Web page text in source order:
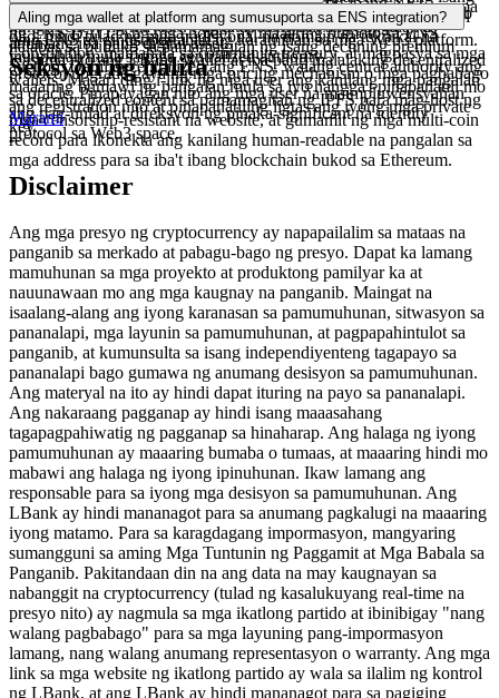
madaling ma-access para sa lahat ang mga blockchain interaction.
user ng pangalan, mayroon silang buong pagmamay-ari at kontrol
dito, hindi tulad ng mga tradisyonal na domain na teknikal na
inuupahan mula sa mga centralized authority.
marketplaces, at mailipat sa pagitan ng mga address tulad ng
anumang iba pang digital asset.
nito, papasok ito sa isang 90-day grace period kung saan maaari pa
itong i-renew ng may-ari. Pagkatapos niyon, ang pangalan ay
ilalabas sa publiko sa pamamagitan ng isang declining premium
auction. Dahil decentralized ang ENS, walang central authority ang
maaaring bumawi ng pangalan mula sa iyo hangga't pinapanatili mo
ang registration nito at pinapanatiling ligtas ang iyong mga private
key.
Ang $ENS token ay isang governance token na ginagamit sa loob
ng ENS DAO. Ang mga holder ay maaaring bumoto sa ENS
Constitution, mamahala sa community treasury, at magpasya sa mga
protocol upgrade gaya ng mga pricing mechanism o mga pagbabago
sa oracle. Pinapayagan nito ang mga user na maimpluwensyahan
ang pag-unlad at direksyon ng pinaka-significant na identity
protocol sa Web3 space.
Aling mga wallet at platform ang sumusuporta sa ENS integration?
Ang ENS ay sinusuportahan ng karamihan sa mga Web3 platform.
Kasama rito ang LBank Wallet at iba pang malalaking decentralized
wallets. Maaari ding i-link ng mga user ang kanilang mga pangalan
sa decentralized content sa pamamagitan ng IPFS para mag-host ng
mga censorship-resistant na website, at gumamit ng mga multi-coin
record para ikonekta ang kanilang human-readable na pangalan sa
mga address para sa iba't ibang blockchain bukod sa Ethereum.
Seksyon ng balita
Marami
--
Disclaimer
Ang mga presyo ng cryptocurrency ay napapailalim sa mataas na
panganib sa merkado at pabagu-bago ng presyo. Dapat ka lamang
mamuhunan sa mga proyekto at produktong pamilyar ka at
nauunawaan mo ang mga kaugnay na panganib. Maingat na
isaalang-alang ang iyong karanasan sa pamumuhunan, sitwasyon sa
pananalapi, mga layunin sa pamumuhunan, at pagpapahintulot sa
panganib, at kumunsulta sa isang independiyenteng tagapayo sa
pananalapi bago gumawa ng anumang desisyon sa pamumuhunan.
Ang materyal na ito ay hindi dapat ituring na payo sa pananalapi.
Ang nakaraang pagganap ay hindi isang maaasahang
tagapagpahiwatig ng pagganap sa hinaharap. Ang halaga ng iyong
pamumuhunan ay maaaring bumaba o tumaas, at maaaring hindi mo
mabawi ang halaga ng iyong ipinuhunan. Ikaw lamang ang
responsable para sa iyong mga desisyon sa pamumuhunan. Ang
LBank ay hindi mananagot para sa anumang pagkalugi na maaaring
iyong matamo. Para sa karagdagang impormasyon, mangyaring
sumangguni sa aming Mga Tuntunin ng Paggamit at Mga Babala sa
Panganib. Pakitandaan din na ang data na may kaugnayan sa
nabanggit na cryptocurrency (tulad ng kasalukuyang real-time na
presyo nito) ay nagmula sa mga ikatlong partido at ibinibigay "nang
walang pagbabago" para sa mga layuning pang-impormasyon
lamang, nang walang anumang representasyon o warranty. Ang mga
link sa mga website ng ikatlong partido ay wala sa ilalim ng kontrol
ng LBank, at ang LBank ay hindi mananagot para sa pagiging